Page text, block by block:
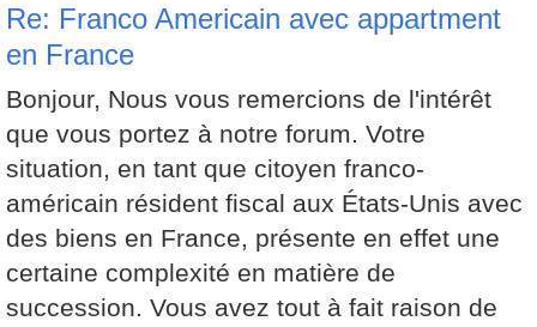
Re: Franco Americain avec appartment
en France
Bonjour, Nous vous remercions de l'intérêt
que vous portez à notre forum. Votre
situation, en tant que citoyen franco-
américain résident fiscal aux États-Unis avec
des biens en France, présente en effet une
certaine complexité en matière de
succession. Vous avez tout à fait raison de